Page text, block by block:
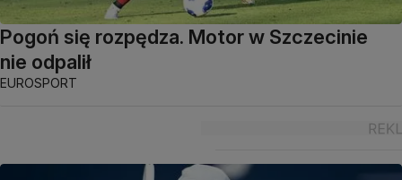
Pogoń się rozpędza. Motor w Szczecinie
nie odpalił
EUROSPORT